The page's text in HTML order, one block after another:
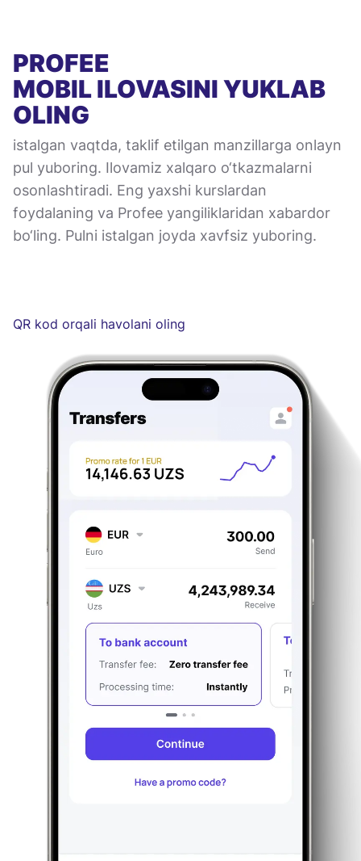
PROFEE
MOBIL ILOVASINIYUKLAB
OLING
istalgan vaqtda, taklif etilgan manzillarga onlayn
pul yuboring. Ilovamiz xalqaro o‘tkazmalarni
osonlashtiradi. Eng yaxshi kurslardan
foydalaning va Profee yangiliklaridan xabardor
bo‘ling. Pulni istalgan joyda xavfsiz yuboring.
QR kod orqali havolani oling